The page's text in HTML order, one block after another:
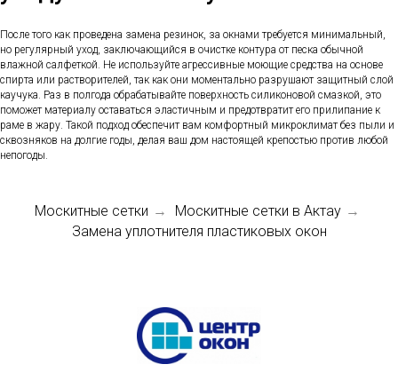
После того как проведена замена резинок, за окнами требуется минимальный,
но регулярный уход, заключающийся в очистке контура от песка обычной
влажной салфеткой. Не используйте агрессивные моющие средства на основе
спирта или растворителей, так как они моментально разрушают защитный слой
каучука. Раз в полгода обрабатывайте поверхность силиконовой смазкой, это
поможет материалу оставаться эластичным и предотвратит его прилипание к
раме в жару. Такой подход обеспечит вам комфортный микроклимат без пыли и
сквозняков на долгие годы, делая ваш дом настоящей крепостью против любой
непогоды.
Москитные сетки → Москитные сетки в Актау →
Замена уплотнителя пластиковых окон